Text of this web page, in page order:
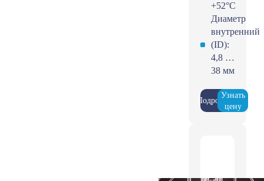
+52°С
Диаметр
внутренний
(ID):
4,8 …
38 мм
Подробнее
Узнать
цену